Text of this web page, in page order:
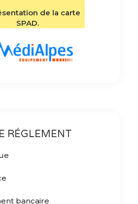
de la carte
SPAD.
RÉGLEMENT
bancaire